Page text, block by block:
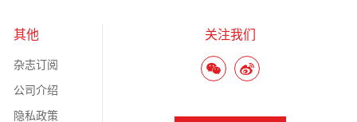
其他
杂志订阅
公司介绍
隐私政策
关注我们